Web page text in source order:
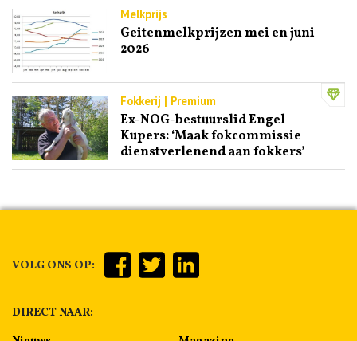
Melkprijs
Geitenmelkprijzen mei en juni
2026
Fokkerij | Premium
Ex-NOG-bestuurslid Engel
Kupers: ‘Maak fokcommissie
dienstverlenend aan fokkers’
VOLG ONS OP:
DIRECT NAAR: